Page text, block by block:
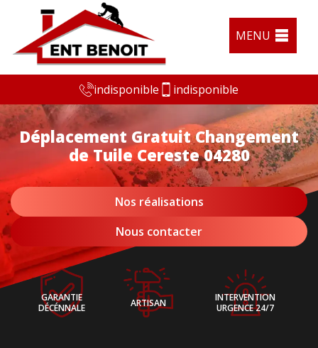
MENU
indisponible indisponible
Déplacement Gratuit Changement
de Tuile Cereste 04280
Nos réalisations
Nous contacter
GARANTIE
DÉCÉNNALE
ARTISAN
INTERVENTION
URGENCE 24/7